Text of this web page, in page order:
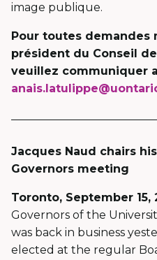
image publique.
Pour toutes demandes
président du Conseil
veuillez communiquer
Jacques Naud chairs
Governors meeting
Toronto, September 15,
Governors of the
was back in business
elected at the regular